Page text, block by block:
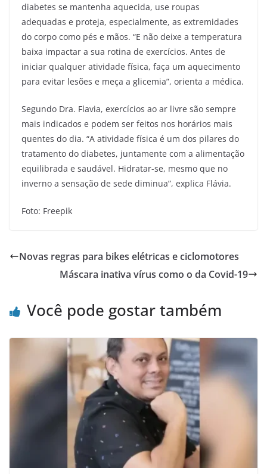
diabetes se mantenha aquecida, use roupas
adequadas e proteja, especialmente, as extremidades
do corpo como pés e mãos. “E não deixe a temperatura
baixa impactar a sua rotina de exercícios. Antes de
iniciar qualquer atividade física, faça um aquecimento
para evitar lesões e meça a glicemia”, orienta a médica.
Segundo Dra. Flavia, exercícios ao ar livre são sempre
mais indicados e podem ser feitos nos horários mais
quentes do dia. “A atividade física é um dos pilares do
tratamento do diabetes, juntamente com a alimentação
equilibrada e saudável. Hidratar-se, mesmo que no
inverno a sensação de sede diminua”, explica Flávia.
Foto: Freepik
Novas regras para bikes elétricas e ciclomotores
Máscara inativa vírus como o da Covid-19
Você pode gostar também